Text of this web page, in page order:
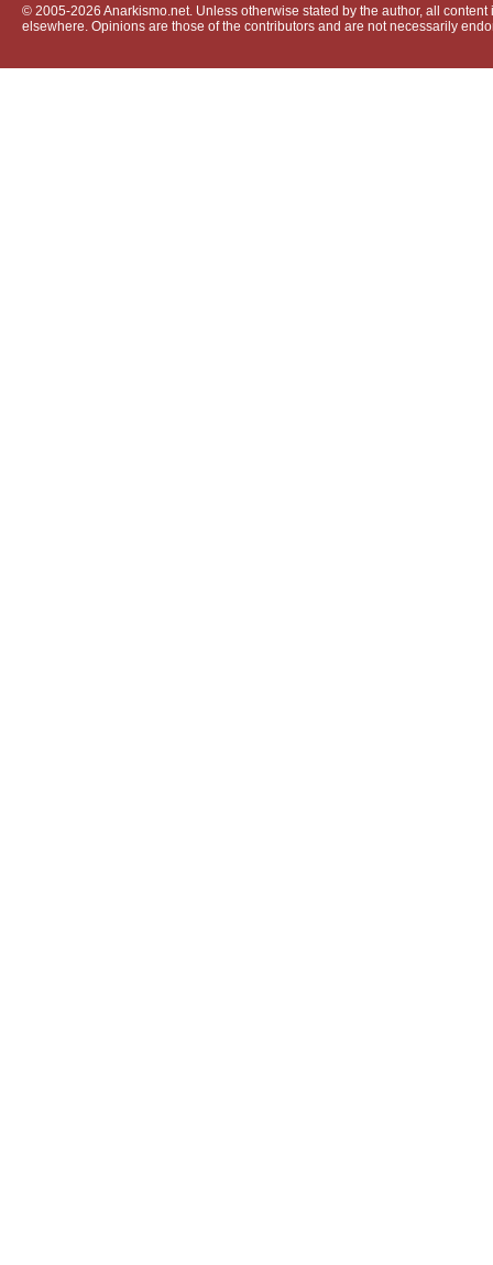
© 2005-2026 Anarkismo.net. Unless otherwise stated by the author, all
elsewhere. Opinions are those of the contributors and are not necessarily